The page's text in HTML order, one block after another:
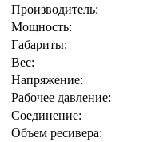
Производитель:
Мощность:
Габариты:
Вес:
Напряжение:
Рабочее давление:
Соединение:
Объем ресивера: